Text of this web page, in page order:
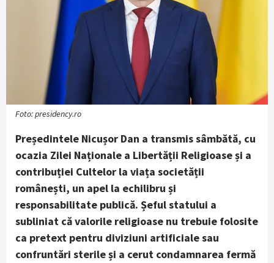
Foto: presidency.ro
Președintele Nicușor Dan a transmis sâmbătă, cu
ocazia Zilei Naționale a Libertății Religioase și a
contribuției Cultelor la viața societății
românești, un apel la echilibru și
responsabilitate publică. Șeful statului a
subliniat că valorile religioase nu trebuie folosite
ca pretext pentru diviziuni artificiale sau
confruntări sterile și a cerut condamnarea fermă